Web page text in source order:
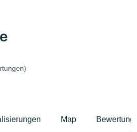
Map